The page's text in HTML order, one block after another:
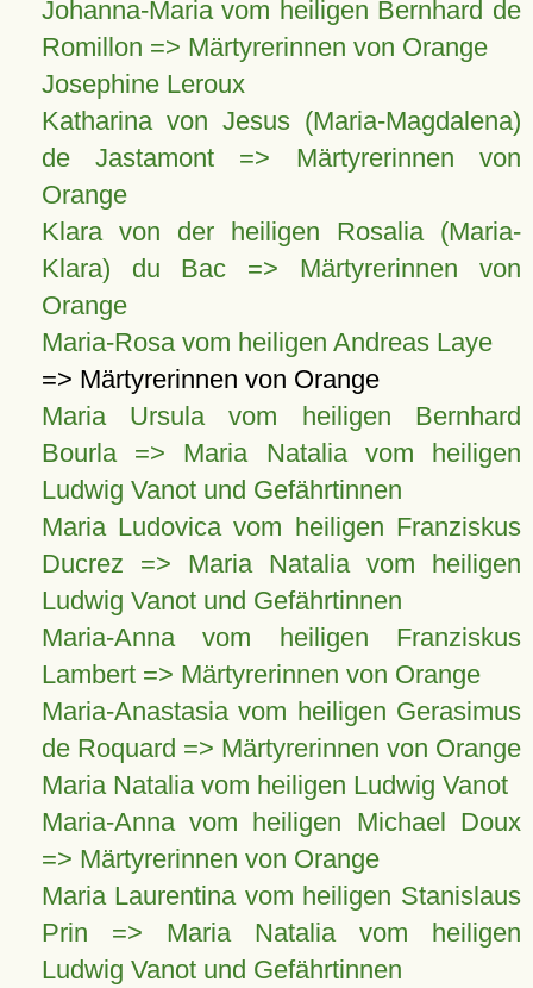
Johanna-Maria vom heiligen Bernhard de
Romillon => Märtyrerinnen von Orange
Josephine Leroux
Katharina von Jesus (Maria-Magdalena)
de Jastamont => Märtyrerinnen von
Orange
Klara von der heiligen Rosalia (Maria-
Klara) du Bac => Märtyrerinnen von
Orange
Maria-Rosa vom heiligen Andreas Laye
=> Märtyrerinnen von Orange
Maria Ursula vom heiligen Bernhard
Bourla => Maria Natalia vom heiligen
Ludwig Vanot und Gefährtinnen
Maria Ludovica vom heiligen Franziskus
Ducrez => Maria Natalia vom heiligen
Ludwig Vanot und Gefährtinnen
Maria-Anna vom heiligen Franziskus
Lambert => Märtyrerinnen von Orange
Maria-Anastasia vom heiligen Gerasimus
de Roquard => Märtyrerinnen von Orange
Maria Natalia vom heiligen Ludwig Vanot
Maria-Anna vom heiligen Michael Doux
=> Märtyrerinnen von Orange
Maria Laurentina vom heiligen Stanislaus
Prin => Maria Natalia vom heiligen
Ludwig Vanot und Gefährtinnen